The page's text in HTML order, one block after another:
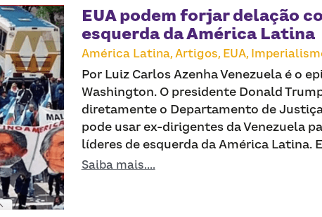
EUA podem forjar delação
esquerda da América Latina
América Latina, Artigos, EUA,
Por Luiz Carlos Azenha Venezuela é o
Washington. O presidente Donald
diretamente o Departamento de
pode usar ex-dirigentes da Venezuela
líderes de esquerda da América Latina.
Saiba mais....